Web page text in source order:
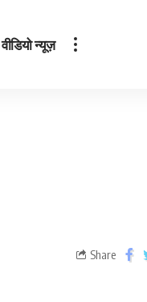
वीडियो न्यूज़
Share